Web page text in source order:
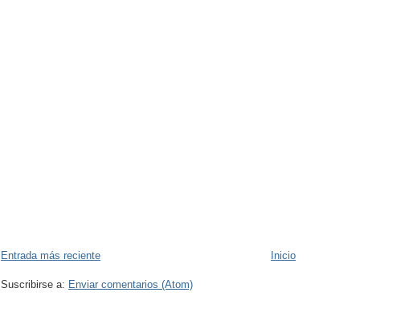
Entrada más reciente Inicio
Suscribirse a: Enviar comentarios (Atom)